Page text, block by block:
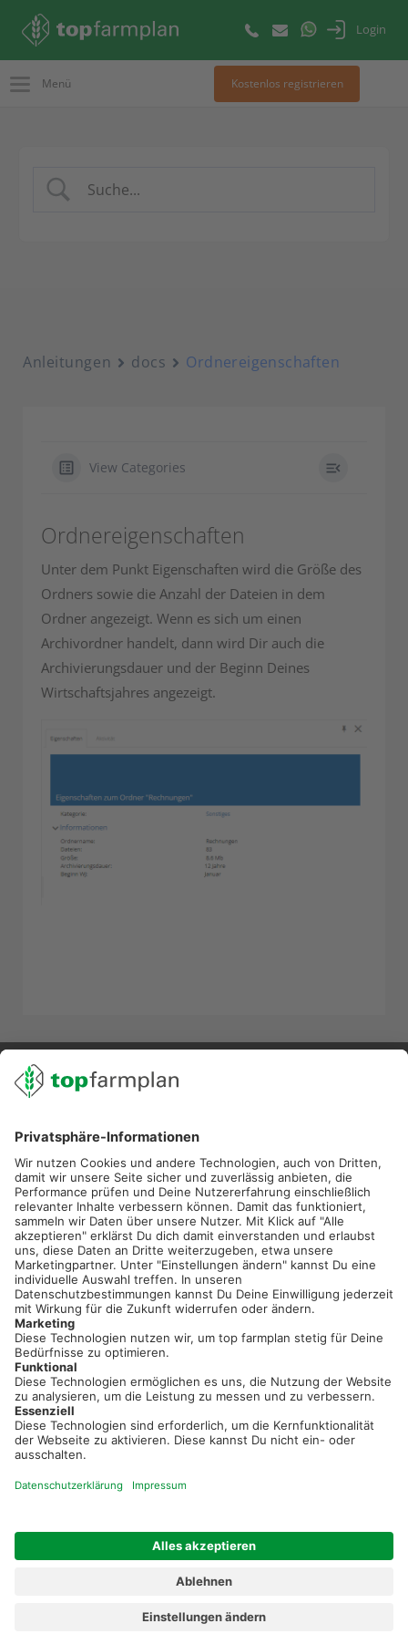
Login
Menü Kostenlos registrieren
Anleitungen docs Ordnereigenschaften
View Categories
Ordnereigenschaften
Unter dem Punkt Eigenschaften wird die Größe des
Ordners sowie die Anzahl der Dateien in dem
Ordner angezeigt. Wenn es sich um einen
Archivordner handelt, dann wird Dir auch die
Archivierungsdauer und der Beginn Deines
Wirtschaftsjahres angezeigt.
02501 801 44 84
service@topfarmplan.de
Sei immer auf dem Laufenden!
Neue Features, spannende Tipps und hilfreiche Anleitungen!
Registriere dich kostenlos!
einfach und bequem!
Kostenlos registrieren & sofort starten
Impressum Kontakt & Hilfe